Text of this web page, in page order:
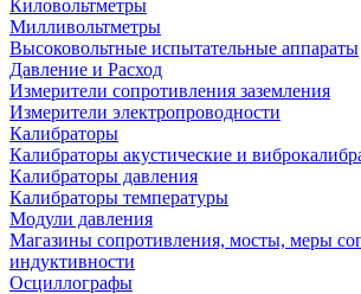
Киловольтметры
Милливольтметры
Высоковольтные испытательные аппараты
Давление и Расход
Измерители сопротивления заземления
Измерители электропроводности
Калибраторы
Калибраторы акустические и
Калибраторы давления
Калибраторы температуры
Модули давления
Магазины сопротивления, мосты, меры
индуктивности
Осциллографы